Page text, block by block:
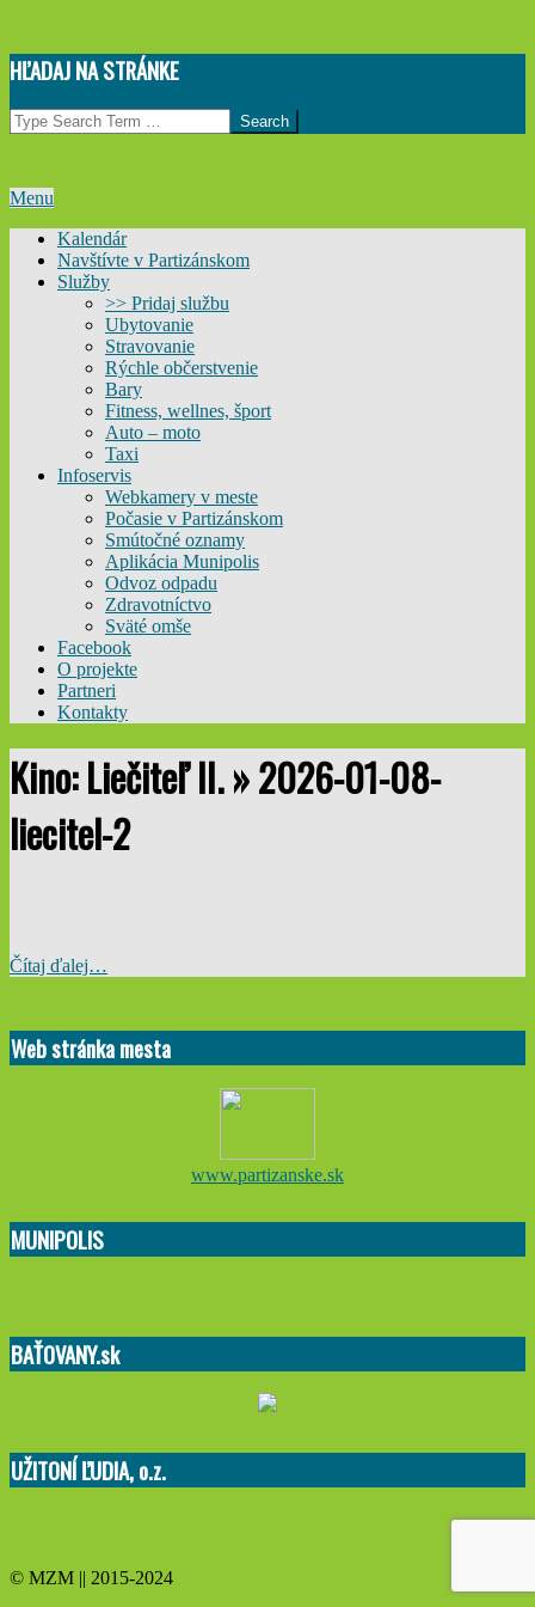
Skip
to
content
HĽADAJ NA STRÁNKE
Search
Primary
Menu
Menu
Kalendár
Navštívte v Partizánskom
Služby
>> Pridaj službu
Ubytovanie
Stravovanie
Rýchle občerstvenie
Bary
Fitness, wellnes, šport
Auto – moto
Taxi
Infoservis
Webkamery v meste
Počasie v Partizánskom
Smútočné oznamy
Aplikácia Munipolis
Odvoz odpadu
Zdravotníctvo
Sväté omše
Facebook
O projekte
Partneri
Kontakty
Kino: Liečiteľ II. »2026-01-08-
liecitel-2
Čítaj ďalej…
01-
02
Web stránka mesta
www.partizanske.sk
MUNIPOLIS
BAŤOVANY.sk
UŽITONÍ ĽUDIA, o.z.
© MZM || 2015-2024